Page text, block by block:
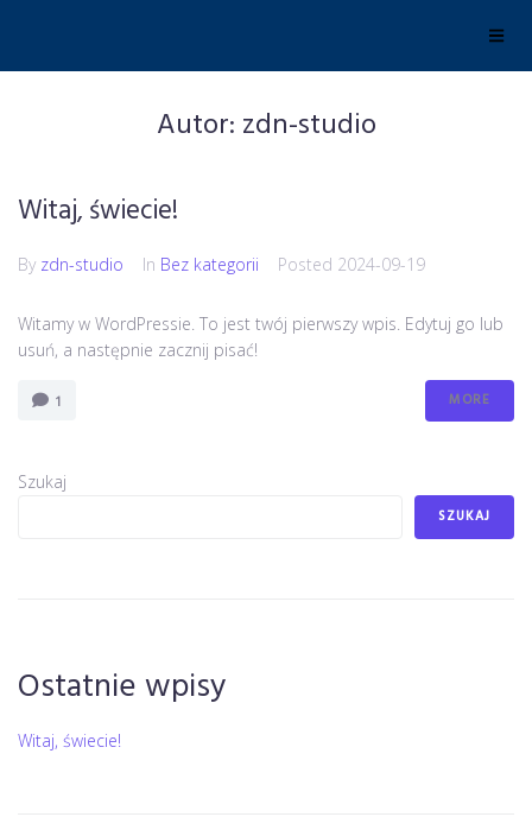
Autor: zdn-studio
Witaj, świecie!
By zdn-studio In Bez kategorii Posted 2024-09-19
Witamy w WordPressie. To jest twój pierwszy wpis. Edytuj go lub
usuń, a następnie zacznij pisać!
1 MORE
Szukaj
SZUKAJ
Ostatnie wpisy
Witaj, świecie!